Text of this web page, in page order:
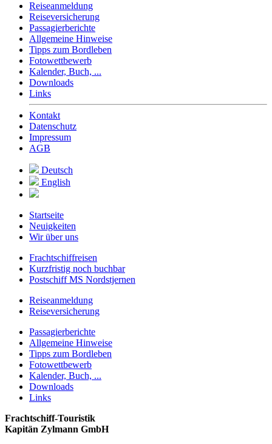
Reiseanmeldung
Reiseversicherung
Passagierberichte
Allgemeine Hinweise
Tipps zum Bordleben
Fotowettbewerb
Kalender, Buch, ...
Downloads
Links
Kontakt
Datenschutz
Impressum
AGB
Deutsch
English
Startseite
Neuigkeiten
Wir über uns
Frachtschiffreisen
Kurzfristig noch buchbar
Postschiff MS Nordstjernen
Reiseanmeldung
Reiseversicherung
Passagierberichte
Allgemeine Hinweise
Tipps zum Bordleben
Fotowettbewerb
Kalender, Buch, ...
Downloads
Links
Frachtschiff-Touristik
Kapitän Zylmann GmbH